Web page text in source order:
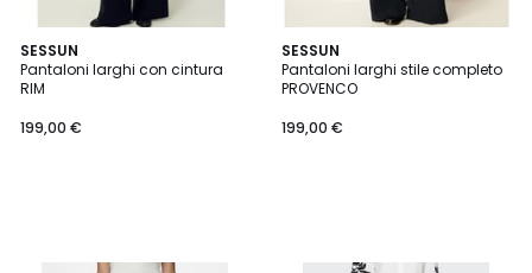
SESSUN
Pantaloni larghi con cintura
RIM
199,00 €
SESSUN
Pantaloni larghi stile completo
PROVENCO
199,00 €